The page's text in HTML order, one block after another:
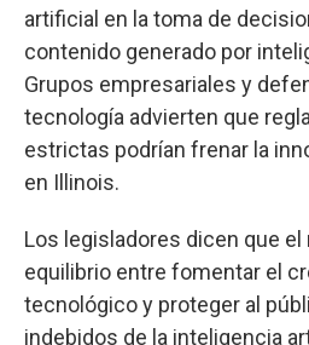
artificial en la toma de
contenido generado por
Grupos empresariales y
tecnología advierten que
estrictas podrían frenar la
en Illinois.
Los legisladores dicen que
equilibrio entre fomentar el
tecnológico y proteger al
indebidos de la inteligencia